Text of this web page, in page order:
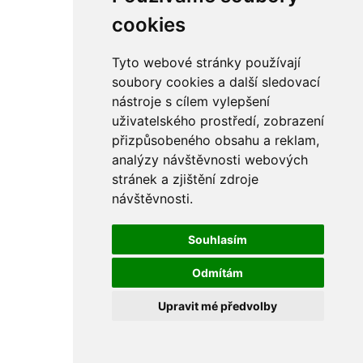
cookies
Tyto webové stránky používají
soubory cookies a další sledovací
nástroje s cílem vylepšení
uživatelského prostředí, zobrazení
přizpůsobeného obsahu a reklam,
analýzy návštěvnosti webových
stránek a zjištění zdroje
návštěvnosti.
Souhlasím
Odmítám
Upravit mé předvolby